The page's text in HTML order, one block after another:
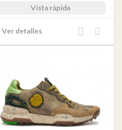
Vista rápida
Ver detalles
Añadir
Añadir
al